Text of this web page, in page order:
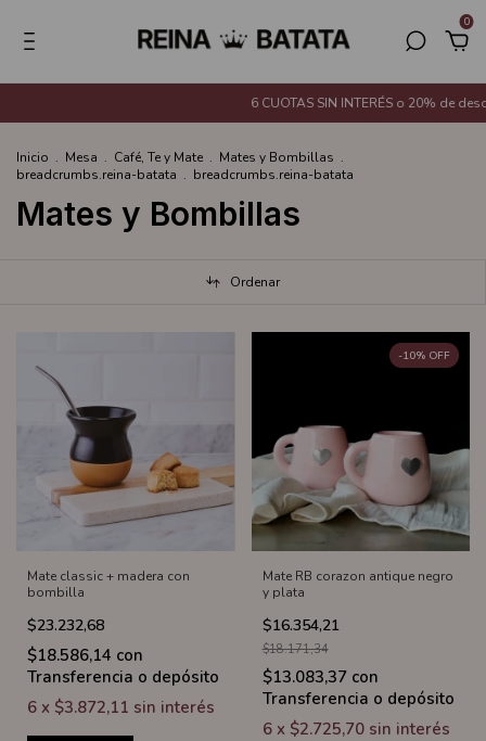
0
6 CUOTAS SIN INTERÉS o 20% de
Inicio . Mesa . Café, Te y Mate . Mates y Bombillas .
breadcrumbs.reina-batata . breadcrumbs.reina-batata
Mates y Bombillas
Ordenar
Mate classic + madera con
bombilla
$23.232,68
$18.586,14 con
Transferencia o depósito
6 x $3.872,11 sin interés
Mate RB corazon antique negro
y plata
$16.354,21
-10% OFF
$18.171,34
$13.083,37 con
Transferencia o depósito
6 x $2.725,70 sin interés